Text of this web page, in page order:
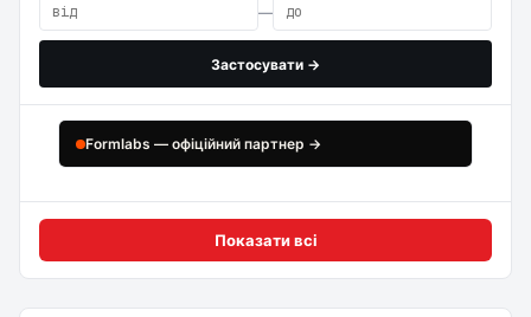
—
Застосувати →
Formlabs — офіційний партнер →
Показати всі